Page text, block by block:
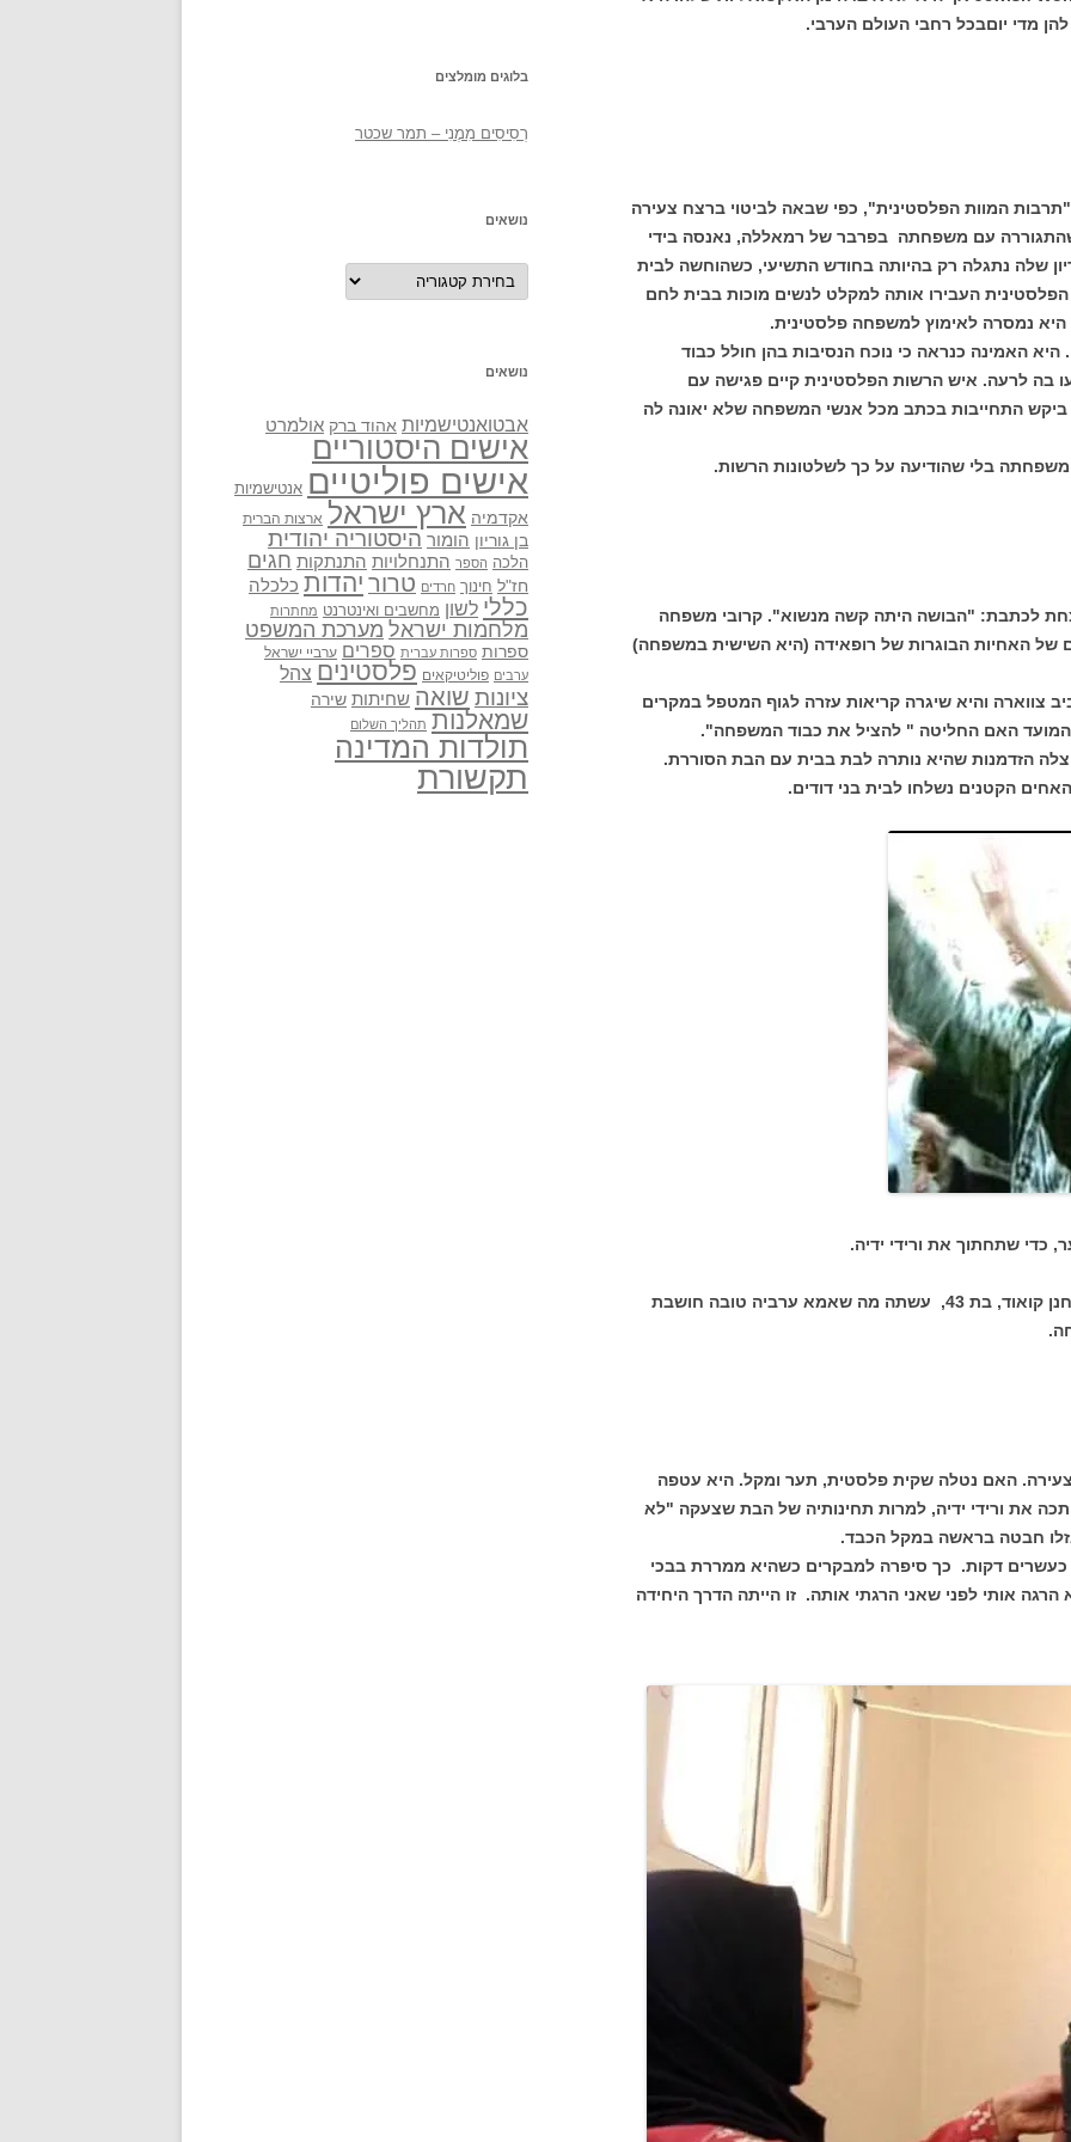
מדי יוםבכל רחבי העולם הערבי.
המוות הפלסטינית", כפי שבאה לביטוי ברצח צעירה
עם משפחתה בפרבר של רמאללה, נאנסה בידי
– פאהדי בן 22 ועלי בן 20. ההריון שלה נתגלה רק בהיותה בחודש התשיעי, כשהוחשה לבית
העבירו אותה למקלט לנשים מוכות בבית לחם
היא נמסרה לאימוץ למשפחה פלסטינית.
האמינה כנראה כי נוכח הנסיבות בהן חולל כבוד
בה לרעה. איש הרשות הפלסטינית קיים פגישה עם
התחייבות בכתב מכל אנשי המשפחה שלא יאונה לה
בלי שהודיעה על כך לשלטונות הרשות.
לכתבת: "הבושה היתה קשה מנשוא". קרובי משפחה
האחיות הבוגרות של רופאידה (היא השישית במשפחה)
צווארה והיא שיגרה קריאות עזרה לגוף המטפל במקרים
האם החליטה " להציל את כבוד המשפחה".
הזדמנות שהיא נותרה לבת בבית עם הבת הסוררת.
הקטנים נשלחו לבית בני דודים.
שתחתוך את ורידי ידיה.
הנערה סרבה להתאבד והאם, עמירה אבו חנן קואוד, בת 43, עשתה מה שאמא ערביה טובה חושבת
האם נטלה שקית פלסטית, תער ומקל. היא עטפה
את ורידי ידיה, למרות תחינותיה של הבת שצעקה "לא
חבטה בראשה במקל הכבד.
דקות. כך סיפרה למבקרים כשהיא ממררת בבכי
אותי לפני שאני הרגתי אותה. זו הייתה הדרך היחידה
בלוגים מומלצים
רְסִיסִים מִמֶנִי – תמר שכטר
נושאים
נושאים
נושאים
אבטואנטישמיות אהוד ברק אולמרט
אישים היסטוריים
אישים פוליטיים אנטישמיות
אקדמיה ארץ ישראל ארצות הברית
בן גוריון הומור היסטוריה יהודית
הלכה הספר התנחלויות התנתקות חגים
חז"ל חינוך חרדים טרור יהדות כלכלה
כללי לשון מחשבים ואינטרנט מחתרות
מלחמות ישראל מערכת המשפט
ספרות ספרות עברית ספרים ערביי ישראל
ערבים פוליטיקאים פלסטינים צהל
ציונות שואה שחיתות שירה
שמאלנות תהליך השלום
תולדות המדינה
תקשורת